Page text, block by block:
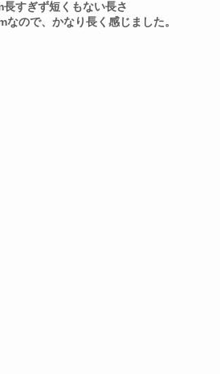
すぎず短くもない長さ
なので、かなり長く感じました。